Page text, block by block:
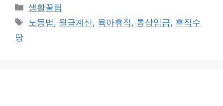
카
테
생활꿀팁
태
노동법, 월급계산, 육아휴직, 통상임금, 휴직수
당